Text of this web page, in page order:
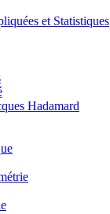
et Statistiques
Hadamard